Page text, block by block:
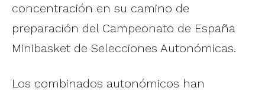
concentración en su camino de
preparación del Campeonato de España
Minibasket de Selecciones Autonómicas.
Los combinados autonómicos han